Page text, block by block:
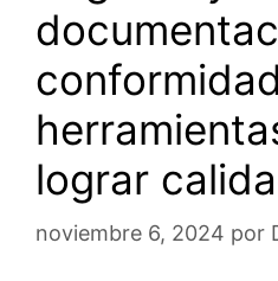
lograr
noviembre 6, 2024 por